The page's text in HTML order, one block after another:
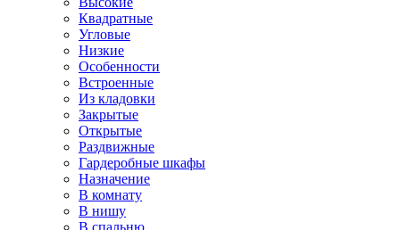
Квадратные
Угловые
Низкие
Особенности
Встроенные
Из кладовки
Закрытые
Открытые
Раздвижные
Гардеробные шкафы
Назначение
В комнату
В нишу
В спальню